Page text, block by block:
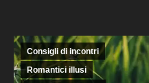
Consigli di incontri
Romantici illusi